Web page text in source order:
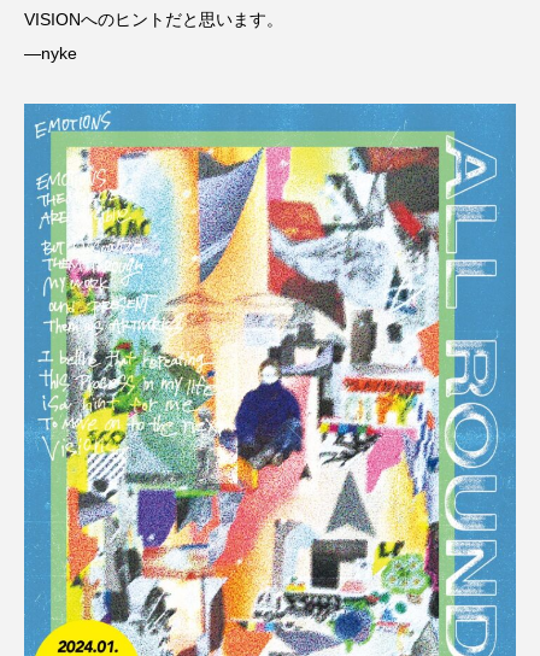
VISIONへのヒントだと思います。
—nyke